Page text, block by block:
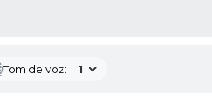
Tom de voz: